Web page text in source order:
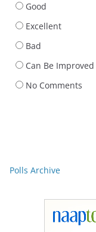
Good
Excellent
Bad
Can Be Improved
No Comments
Polls Archive